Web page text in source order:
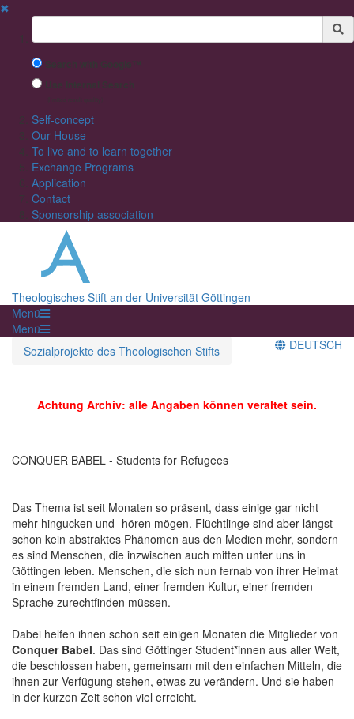
✖
Suchbegriff
Search with Google™
Use Internal Search
Self-concept
Our House
To live and to learn together
Exchange Programs
Application
Contact
Sponsorship association
Theologisches Stift an der Universität Göttingen
Menü
Menü
Sozialprojekte des Theologischen Stifts
DEUTSCH
Achtung Archiv: alle Angaben können veraltet sein.
CONQUER BABEL - Students for Refugees
Das Thema ist seit Monaten so präsent, dass einige gar nicht
mehr hingucken und -hören mögen. Flüchtlinge sind aber längst
schon kein abstraktes Phänomen aus den Medien mehr, sondern
es sind Menschen, die inzwischen auch mitten unter uns in
Göttingen leben. Menschen, die sich nun fernab von ihrer Heimat
in einem fremden Land, einer fremden Kultur, einer fremden
Sprache zurechtfinden müssen.
Dabei helfen ihnen schon seit einigen Monaten die Mitglieder von
Conquer Babel. Das sind Göttinger Student*innen aus aller Welt,
die beschlossen haben, gemeinsam mit den einfachen Mitteln, die
ihnen zur Verfügung stehen, etwas zu verändern. Und sie haben
in der kurzen Zeit schon viel erreicht.